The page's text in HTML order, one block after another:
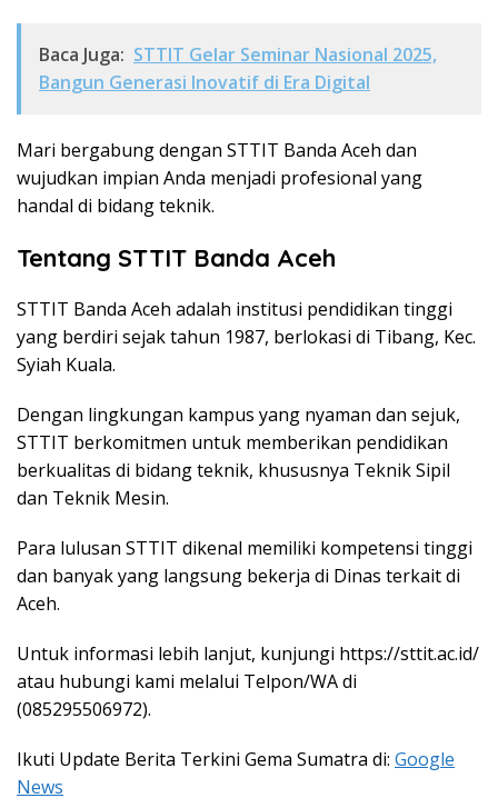
Baca Juga: STTIT Gelar Seminar Nasional 2025,
Bangun Generasi Inovatif di Era Digital
Mari bergabung dengan STTIT Banda Aceh dan
wujudkan impian Anda menjadi profesional yang
handal di bidang teknik.
Tentang STTIT Banda Aceh
STTIT Banda Aceh adalah institusi pendidikan tinggi
yang berdiri sejak tahun 1987, berlokasi di Tibang, Kec.
Syiah Kuala.
Dengan lingkungan kampus yang nyaman dan sejuk,
STTIT berkomitmen untuk memberikan pendidikan
berkualitas di bidang teknik, khususnya Teknik Sipil
dan Teknik Mesin.
Para lulusan STTIT dikenal memiliki kompetensi tinggi
dan banyak yang langsung bekerja di Dinas terkait di
Aceh.
Untuk informasi lebih lanjut, kunjungi https://sttit.ac.id/
atau hubungi kami melalui Telpon/WA di
(085295506972).
Ikuti Update Berita Terkini Gema Sumatra di: Google
News